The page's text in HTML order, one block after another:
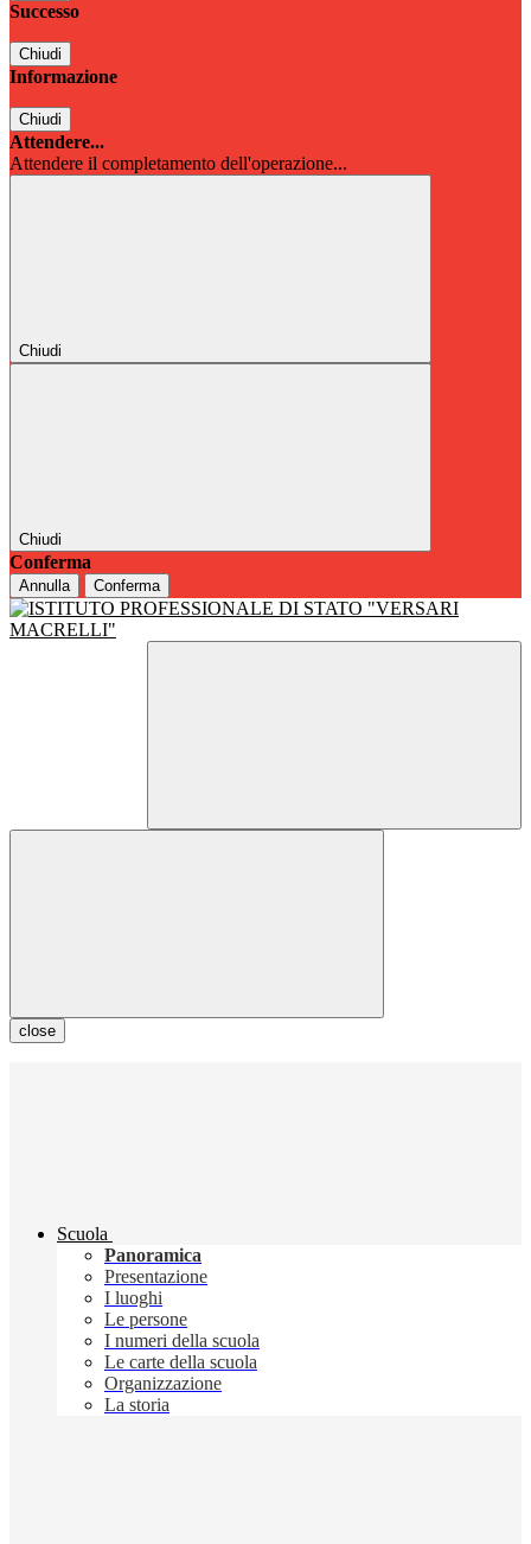
Successo
Chiudi
Informazione
Chiudi
Attendere...
Attendere il completamento dell'operazione...
Chiudi
Chiudi
Conferma
Annulla Conferma
close
Scuola
Panoramica
Presentazione
I luoghi
Le persone
I numeri della scuola
Le carte della scuola
Organizzazione
La storia